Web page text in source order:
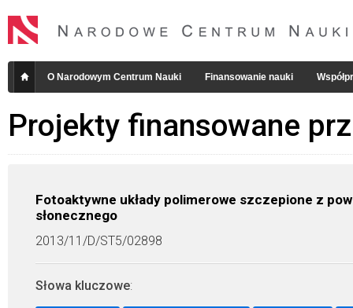
O Narodowym Centrum Nauki Finansowanie nauki
Projekty finansowane
Fotoaktywne układy polimerowe szczepione z
słonecznego
2013/11/D/ST5/02898
Słowa kluczowe: